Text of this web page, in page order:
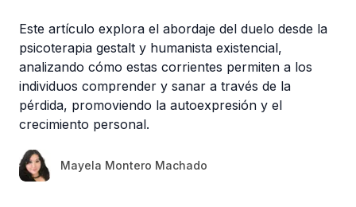
Este artículo explora el abordaje del duelo desde la
psicoterapia gestalt y humanista existencial,
analizando cómo estas corrientes permiten a los
individuos comprender y sanar a través de la
pérdida, promoviendo la autoexpresión y el
crecimiento personal.
Mayela Montero Machado